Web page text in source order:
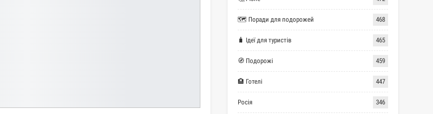
🗺 Поради для подорожей 468
🧳 Ідеї для туристів 465
🧭 Подорожі 459
🏨 Готелі 447
Росія 346